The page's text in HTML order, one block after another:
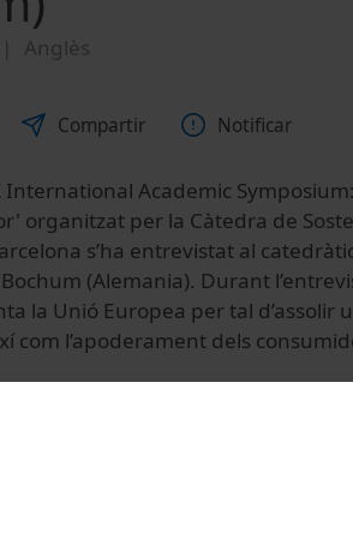
Anglès
Compartir Notificar
International Academic
organitzat per la Càtedra de
s’ha entrevistat al
(Alemania). Durant
la Unió Europea per tal d’assolir
com l’apoderament dels